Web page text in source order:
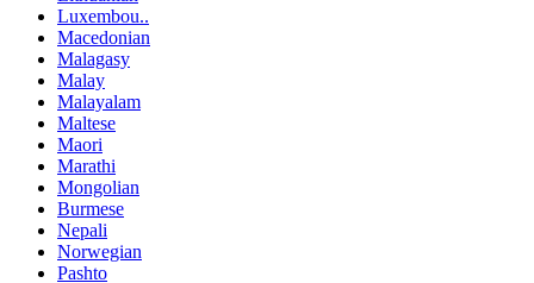
Luxembou..
Macedonian
Malagasy
Malay
Malayalam
Maltese
Maori
Marathi
Mongolian
Burmese
Nepali
Norwegian
Pashto